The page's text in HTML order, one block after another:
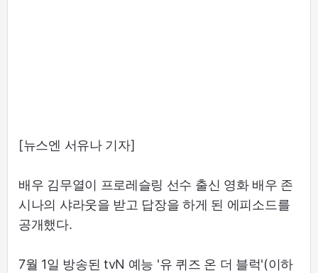
[뉴스엔 서유나 기자]
배우 김무열이 프로레슬링 선수 출신 영화 배우 존
시나의 샤라웃을 받고 답장을 하게 된 에피소드를
공개했다.
7월 1일 방송된 tvN 예능 '유 퀴즈 온 더 블럭'(이하